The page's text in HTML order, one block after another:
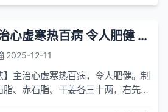
紫石英汤秘方主治心虚寒热百病 令人肥健 即须服冷药压之
2025-12-11
主治心虚寒热百病，令人肥健。制
、赤石脂、干姜各三十两，右先取